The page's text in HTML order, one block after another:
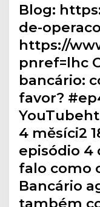
Blog:
de-
https://
pnref=lhc
bancário:
favor?
4 měsíci2
episódio 4
falo como
Bancário
também